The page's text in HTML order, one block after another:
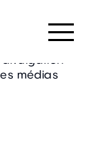
1 E-
médias